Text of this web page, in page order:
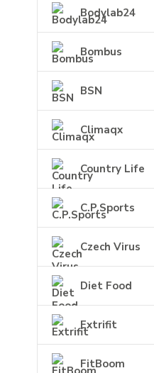
Bodylab24
Bombus
BSN
Climaqx
Country Life
C.P.Sports
Czech Virus
Diet Food
Extrifit
FitBoom